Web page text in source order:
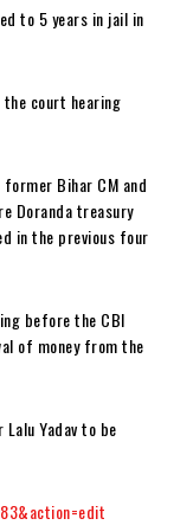
to 5 years in jail in
the court hearing
Bihar CM and
Doranda treasury
in the previous four
before the CBI
of money from the
Yadav to be